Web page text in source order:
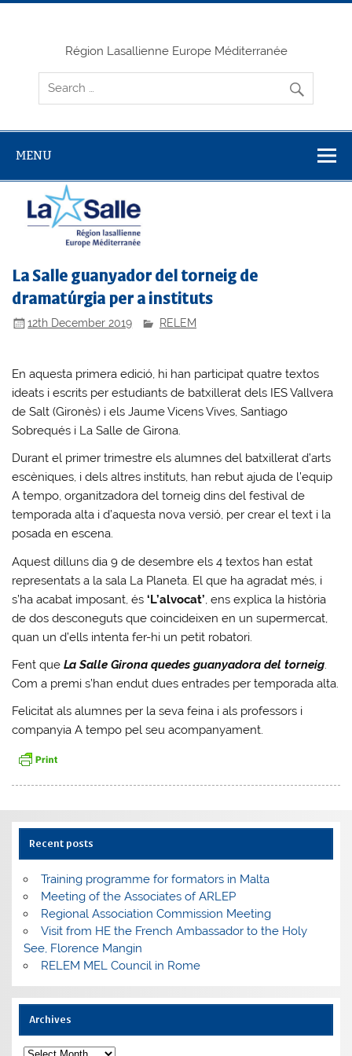
Skip
Région Lasallienne Europe Méditerranée
MENU
La Salle guanyador del torneig de
dramatúrgia per a instituts
12th December 2019 RELEM
En aquesta primera edició, hi han participat quatre textos
ideats i escrits per estudiants de batxillerat dels IES Vallvera
de Salt (Gironès) i els Jaume Vicens Vives, Santiago
Sobrequés i La Salle de Girona.
Durant el primer trimestre els alumnes del batxillerat d’arts
escèniques, i dels altres instituts, han rebut ajuda de l’equip
A tempo, organitzadora del torneig dins del festival de
temporada alta i d’aquesta nova versió, per crear el text i la
posada en escena.
Aquest dilluns dia 9 de desembre els 4 textos han estat
representats a la sala La Planeta. El que ha agradat més, i
s’ha acabat imposant, és‘L’alvocat’, ens explica la història
de dos desconeguts que coincideixen en un supermercat,
quan un d’ells intenta fer-hi un petit robatori.
Fent queLa Salle Girona quedes guanyadora del torneig.
Com a premi s’han endut dues entrades per temporada alta.
Felicitat als alumnes per la seva feina i als professors i
companyia A tempo pel seu acompanyament.
Recent posts
Training programme for formators in Malta
Meeting of the Associates of ARLEP
Regional Association Commission Meeting
Visit from HE the French Ambassador to the Holy
See, Florence Mangin
RELEM MEL Council in Rome
Archives
Archives